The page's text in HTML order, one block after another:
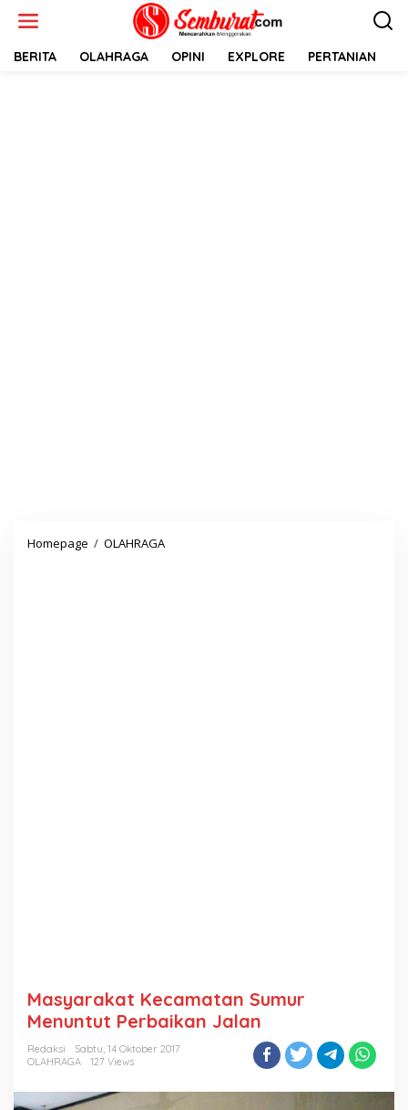
BERITA OLAHRAGA OPINI EXPLORE PERTANIAN
Homepage / OLAHRAGAMasyarakat
Masyarakat Kecamatan Sumur
Menuntut Perbaikan Jalan
Redaksi
Sabtu, 14 Oktober 2017
OLAHRAGA
127 Views